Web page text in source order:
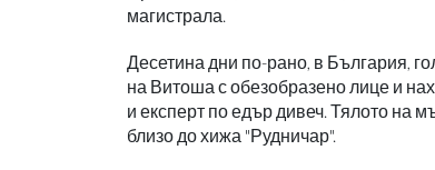
магистрала.
Десетина дни по-рано, в България,
на Витоша с обезобразено лице и
и експерт по едър дивеч. Тялото на
близо до хижа "Рудничар".